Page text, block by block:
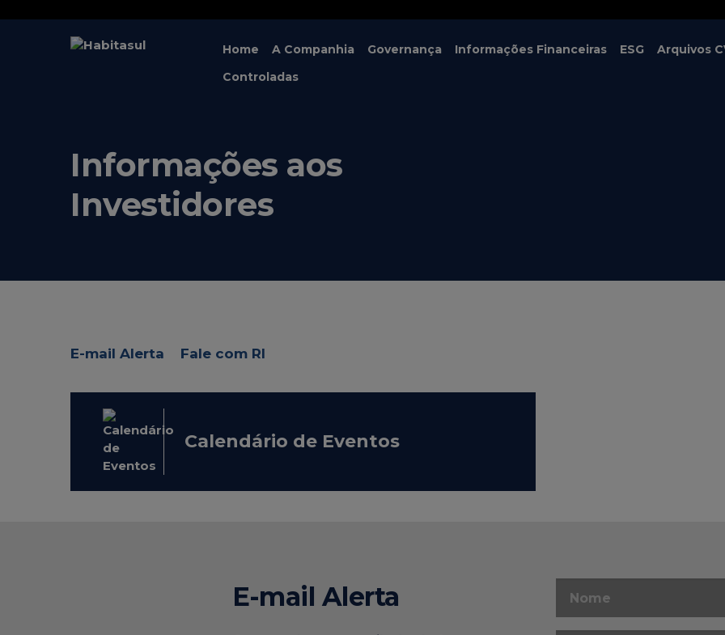
Home A Companhia Governança Informações Financeiras ESG Arquivos
Controladas
Informações aos
Investidores
E-mail Alerta Fale com RI
Calendário de Eventos
E-mail Alerta